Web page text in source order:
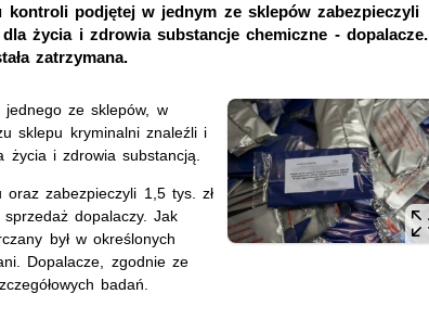
podjętej w jednym ze sklepów zabezpieczyli
życia i zdrowia substancje chemiczne - dopalacze.
zatrzymana.
ze sklepów, w
sklepu kryminalni znaleźli i
i zdrowia substancją.
zabezpieczyli 1,5 tys. zł
dopalaczy. Jak
był w określonych
Dopalacze, zgodnie ze
badań.